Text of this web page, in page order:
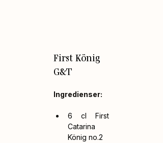
First König
G&T
Ingredienser:
6 cl First
Catarina
König no.2